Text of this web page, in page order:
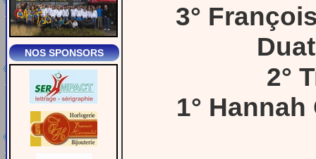
NOS SPONSORS
3°
2°
1°